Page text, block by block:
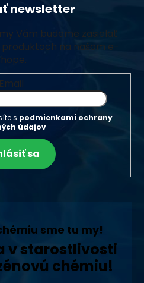
newsletter
Vám budeme zasielať
na našom e-
Email
s podmienkami ochrany
údajov
sa
sme tu my!
v starostlivosti
chémiu!